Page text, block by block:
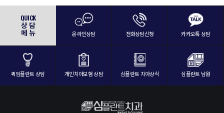
QUICK
상 담
메 뉴 온라인상담 전화상담신청 카카오톡 상담
퀵임플란트 상담 개인치아보험 상담 심플란트 치아상식 심플란트 남원